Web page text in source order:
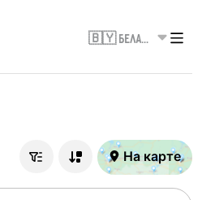
🇧🇾 Беларусь
На карте